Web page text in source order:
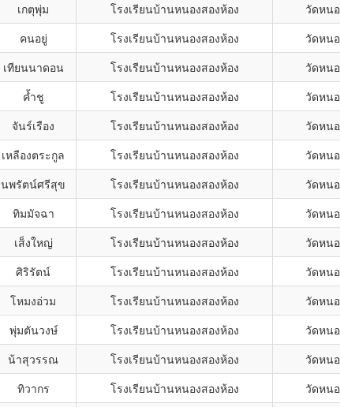
เกตุพุ่ม โรงเรียนบ้านหนองสองห้อง วัดหน
คนอยู่ โรงเรียนบ้านหนองสองห้อง วัดหน
เทียนนาดอน โรงเรียนบ้านหนองสองห้อง วัดหน
ค้ำชู โรงเรียนบ้านหนองสองห้อง วัดหน
จันร์เรือง โรงเรียนบ้านหนองสองห้อง วัดหน
เหลืองตระกูล โรงเรียนบ้านหนองสองห้อง วัดหน
นพรัตน์ศรีสุข โรงเรียนบ้านหนองสองห้อง วัดหน
ทิมมัจฉา โรงเรียนบ้านหนองสองห้อง วัดหน
เส็งใหญ่ โรงเรียนบ้านหนองสองห้อง วัดหน
ศิริรัตน์ โรงเรียนบ้านหนองสองห้อง วัดหน
โหมงอ่วม โรงเรียนบ้านหนองสองห้อง วัดหน
พุ่มตันวงษ์ โรงเรียนบ้านหนองสองห้อง วัดหน
น้าสุวรรณ โรงเรียนบ้านหนองสองห้อง วัดหน
ทิวากร โรงเรียนบ้านหนองสองห้อง วัดหน